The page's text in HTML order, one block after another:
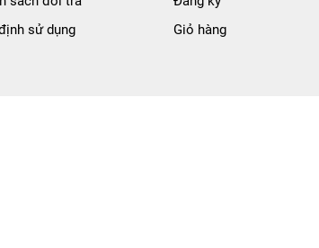
sử dụng
Giỏ hàng